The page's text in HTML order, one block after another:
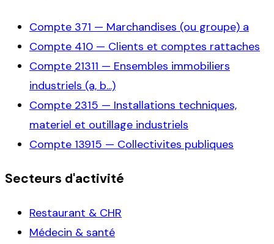
Compte 371 — Marchandises (ou groupe) a
Compte 410 — Clients et comptes rattaches
Compte 21311 — Ensembles immobiliers
industriels (a, b...)
Compte 2315 — Installations techniques,
materiel et outillage industriels
Compte 13915 — Collectivites publiques
Secteurs d'activité
Restaurant & CHR
Médecin & santé